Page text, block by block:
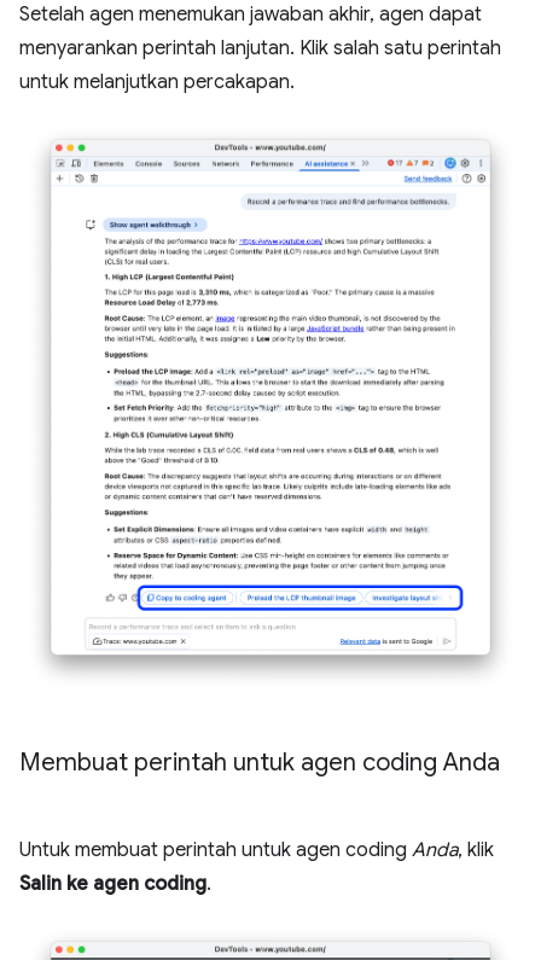
Setelah agen menemukan jawaban akhir, agen dapat
menyarankan perintah lanjutan. Klik salah satu perintah
untuk melanjutkan percakapan.
Membuat perintah untuk agen coding Anda
Untuk membuat perintah untuk agen coding Anda, klik
Salin ke agen coding.